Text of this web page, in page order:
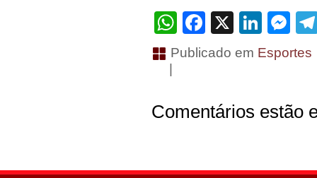
WhatsApp
Facebook
X
Publicado em Esportes
Comentários estão